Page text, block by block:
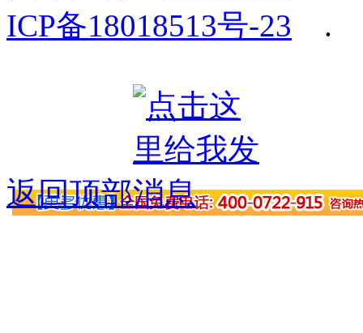
ICP备18018513号-23 .
返回顶部